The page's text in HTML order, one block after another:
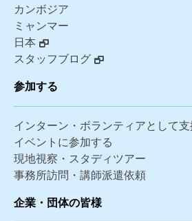
カンボジア
ミャンマー
日本
スタッフブログ
参加する
インターン・ボランティアとして支
イベントに参加する
現地視察・スタディツアー
事務所訪問・講師派遣依頼
企業・団体の皆様